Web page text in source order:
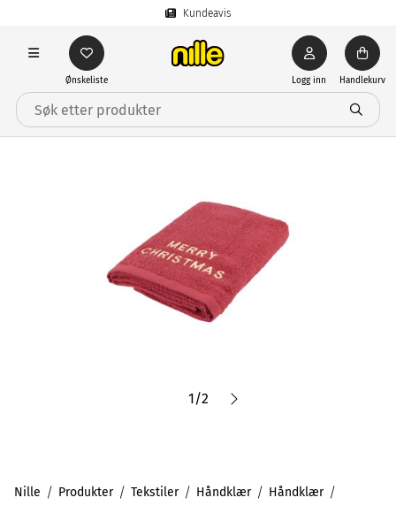
Kundeavis
Ønskeliste Logg inn Handlekurv
1/2
Nille Produkter Tekstiler Håndklær Håndklær